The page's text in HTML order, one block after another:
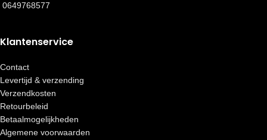
0649768577
Klantenservice
Contact
Levertijd & verzending
Verzendkosten
Retourbeleid
Betaalmogelijkheden
Algemene voorwaarden